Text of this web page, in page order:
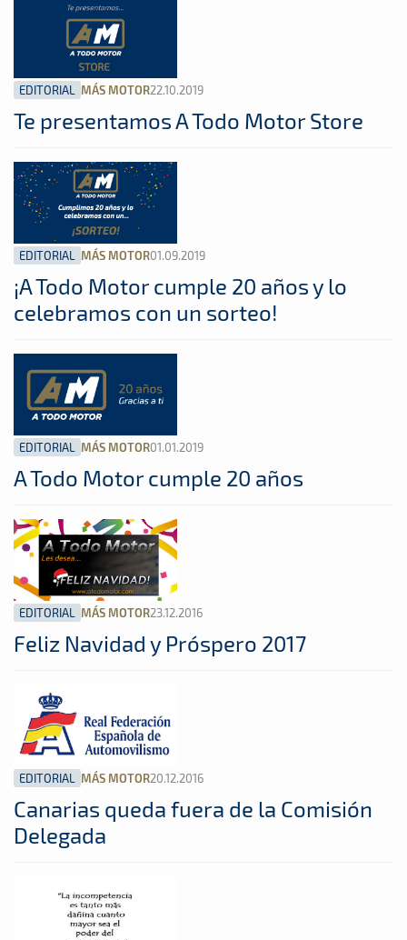
EDITORIAL MÁS MOTOR22.10.2019
Te presentamos A Todo Motor Store
EDITORIAL MÁS MOTOR01.09.2019
¡A Todo Motor cumple 20 años y lo
celebramos con un sorteo!
EDITORIAL MÁS MOTOR01.01.2019
A Todo Motor cumple 20 años
EDITORIAL MÁS MOTOR23.12.2016
Feliz Navidad y Próspero 2017
EDITORIAL MÁS MOTOR20.12.2016
Canarias queda fuera de la Comisión
Delegada